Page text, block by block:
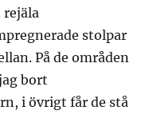
stolpar
På de områden
bort
i övrigt får de stå